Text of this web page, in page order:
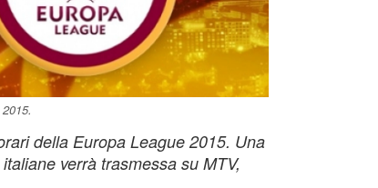
della Europa League 2015. Una
verrà trasmessa su MTV,